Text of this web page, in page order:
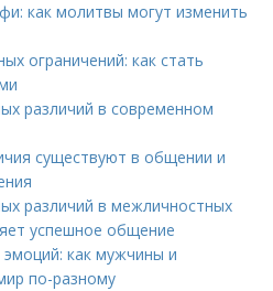
как молитвы могут изменить
ограничений: как стать
различий в современном
существуют в общении и
различий в межличностных
успешное общение
как мужчины и
по-разному